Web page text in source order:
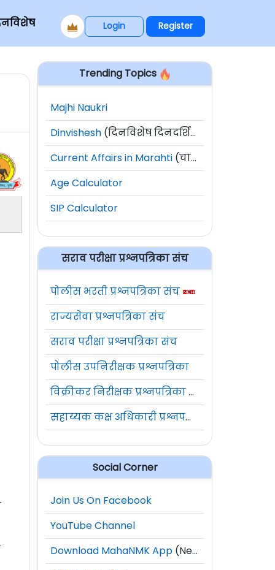
Login Register
Trending Topics
Majhi Naukri
Dinvishesh (दिनविशेष दिनदर्शिका)
Current Affairs in Marahti (चालू घडामोडी)
Age Calculator
SIP Calculator
सराव परीक्षा प्रश्नपत्रिका संच
पोलीस भरती प्रश्नपत्रिका संच
राज्यसेवा प्रश्नपत्रिका संच
सराव परीक्षा प्रश्नपत्रिका संच
पोलीस उपनिरीक्षक प्रश्नपत्रिका
विक्रीकर निरीक्षक प्रश्नपत्रिका संच
सहाय्यक कक्ष अधिकारी प्रश्नपत्रिका संच
Social Corner
Join Us On Facebook
YouTube Channel
Download MahaNMK App (New)